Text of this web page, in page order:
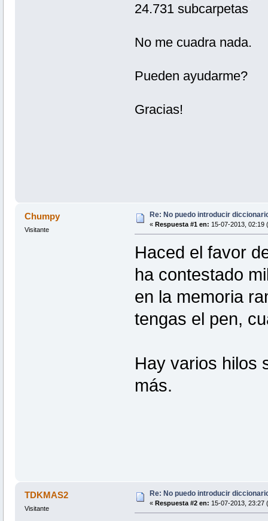
24.731 subcarpetas
No me cuadra nada.
Pueden ayudarme?
Gracias!
Chumpy
Visitante
Re: No puedo introducir
« Respuesta #1 en: 15-07-2013, 02:19
Haced el favor
ha contestado
en la memoria
tengas el pen,
Hay varios hilos
más.
TDKMAS2
Visitante
Re: No puedo introducir
« Respuesta #2 en: 15-07-2013, 23:27